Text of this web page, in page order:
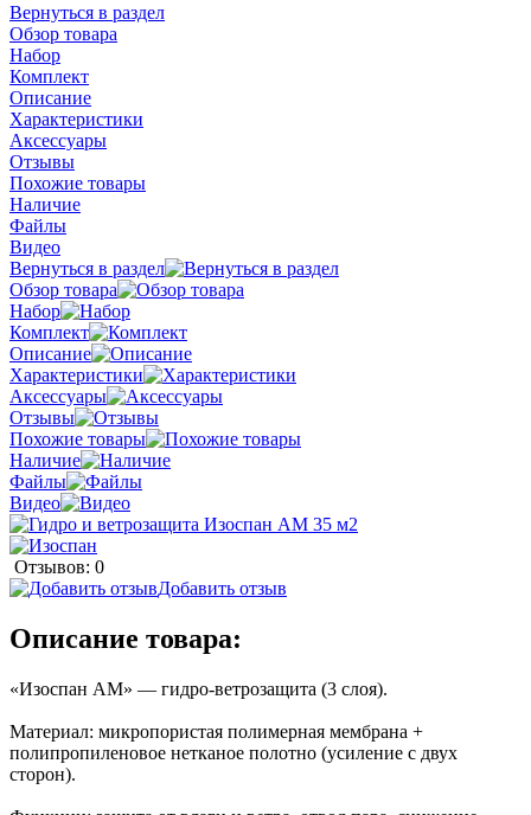
Вернуться в раздел
Обзор товара
Набор
Комплект
Описание
Характеристики
Аксессуары
Отзывы
Похожие товары
Наличие
Файлы
Видео
Вернуться в раздел
Обзор товара
Набор
Комплект
Описание
Характеристики
Аксессуары
Отзывы
Похожие товары
Наличие
Файлы
Видео
Отзывов: 0
Добавить отзыв
Описание товара:
«Изоспан AM» — гидро‑ветрозащита (3 слоя).
Материал: микропористая полимерная мембрана +
полипропиленовое нетканое полотно (усиление с двух
сторон).